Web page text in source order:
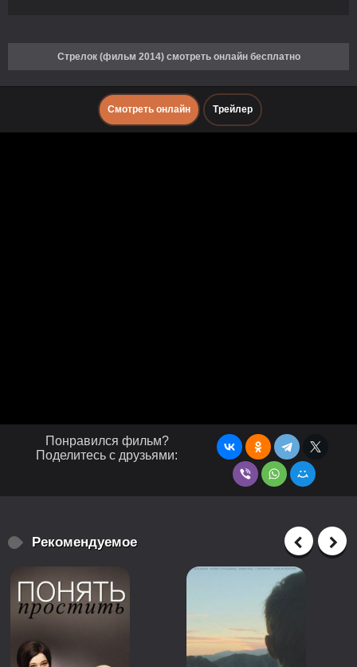
Стрелок (фильм 2014) смотреть онлайн бесплатно
Смотреть онлайн Трейлер
Понравился фильм?
Поделитесь с друзьями:
Рекомендуемое